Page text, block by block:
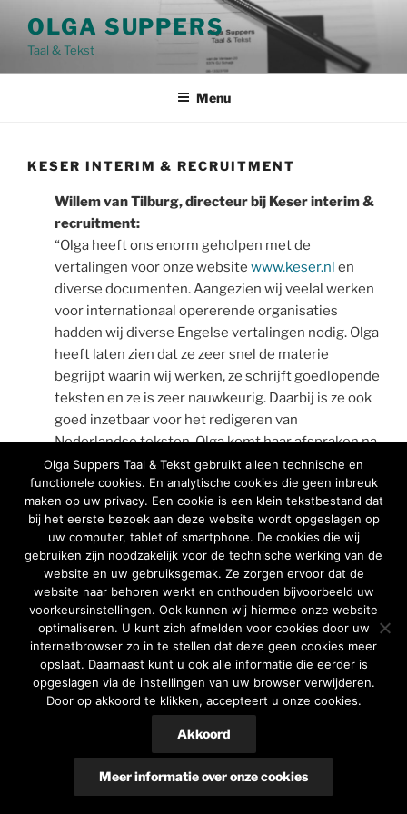
inhoud
OLGA SUPPERS
Taal & Tekst
Menu
KESER INTERIM & RECRUITMENT
Willem van Tilburg, directeur bij Keser interim &
recruitment:
“Olga heeft ons enorm geholpen met de
vertalingen voor onze website www.keser.nl en
diverse documenten. Aangezien wij veelal werken
voor internationaal opererende organisaties
hadden wij diverse Engelse vertalingen nodig. Olga
heeft laten zien dat ze zeer snel de materie
begrijpt waarin wij werken, ze schrijft goedlopende
teksten en ze is zeer nauwkeurig. Daarbij is ze ook
goed inzetbaar voor het redigeren van
Nederlandse teksten. Olga komt haar afspraken na
en haalt altijd de deadlines.”
Cookiemelding Ondersteund door WordPress
Olga Suppers Taal & Tekst gebruikt alleen technische en
functionele cookies. En analytische cookies die geen inbreuk
maken op uw privacy. Een cookie is een klein tekstbestand dat
bij het eerste bezoek aan deze website wordt opgeslagen op
uw computer, tablet of smartphone. De cookies die wij
gebruiken zijn noodzakelijk voor de technische werking van de
website en uw gebruiksgemak. Ze zorgen ervoor dat de
website naar behoren werkt en onthouden bijvoorbeeld uw
voorkeursinstellingen. Ook kunnen wij hiermee onze website
optimaliseren. U kunt zich afmelden voor cookies door uw
internetbrowser zo in te stellen dat deze geen cookies meer
opslaat. Daarnaast kunt u ook alle informatie die eerder is
opgeslagen via de instellingen van uw browser verwijderen.
Door op akkoord te klikken, accepteert u onze cookies.
Akkoord
Meer informatie over onze cookies